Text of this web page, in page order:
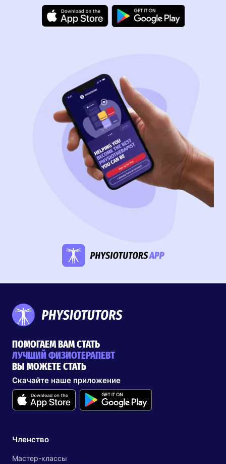
ПОМОГАЕМ ВАМ СТАТЬ
ЛУЧШИЙ ФИЗИОТЕРАПЕВТ
ВЫ МОЖЕТЕ СТАТЬ
Скачайте наше приложение
Членство
Мастер-классы